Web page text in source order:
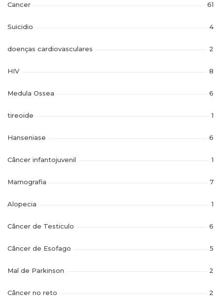
Cancer 61
Suicidio 4
doenças cardiovasculares 2
HIV 8
Medula Ossea 6
tireoide 1
Hanseniase 6
Câncer infantojuvenil 1
Mamografia 7
Alopecia 1
Câncer de Testiculo 6
Câncer de Esofago 5
Mal de Parkinson 2
Câncer no reto 2